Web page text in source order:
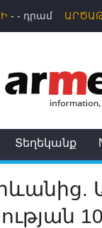
Տեղեկանք